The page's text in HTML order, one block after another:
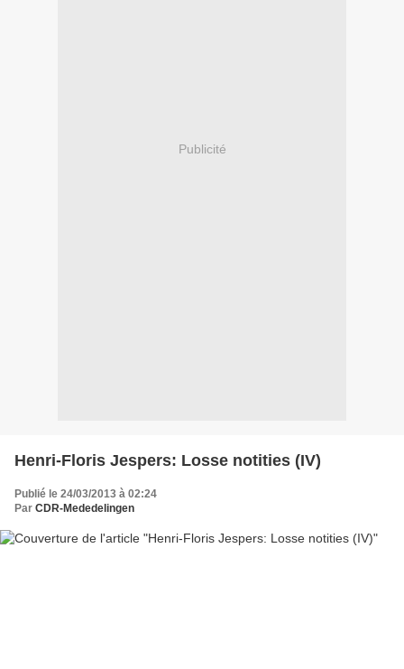
Publicité
Henri-Floris Jespers: Losse notities (IV)
Publié le 24/03/2013 à 02:24
Par CDR-Mededelingen